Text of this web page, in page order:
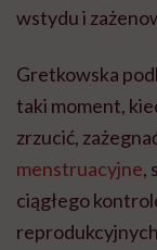
wstydu i
Gretkowska
taki moment,
zrzucić,
menstruacyjne,
ciągłego